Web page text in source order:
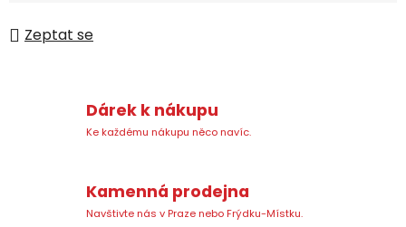
Zeptat se
Dárek k nákupu
Ke každému nákupu něco navíc.
Kamenná prodejna
Navštivte nás v Praze nebo Frýdku-Místku.